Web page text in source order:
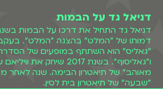
דניאל גד על הבמות
דמותו של "המלט" בהצגה "המלט".
"גאליס" הוא השתתף במופעים של
ו"גאליסוף". בשנת 2017
מאוהב" של תיאטרון הבימה. שנה לאחר
"שבעה" של תיאטרון בית לסין.